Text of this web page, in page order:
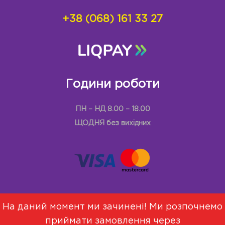
+38 (068) 161 33 27
Години роботи
ПН – НД 8.00 – 18.00
ЩОДНЯ без вихідних
Меню Про Нас Договір оферти
На даний момент ми зачинені! Ми розпочнемо
приймати замовлення через